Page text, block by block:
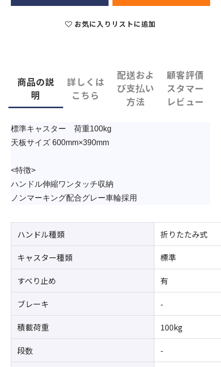
お気に入りリストに追加
商品の説
明
詳しくは
こちら
配送およ
び支払い
方法
顧客評價
スタマー
レビュー
標準キャスター 荷重100kg
天板サイズ 600mm×390mm
<特徴>
ハンドル伸縮ワンタッチ収納
ノンマーキング配合グレー車輪採用
ハンドル種類
折りたたみ式
キャスター種類
標準
すべり止め
有
ブレーキ
-
積載荷重
100kg
段数
-